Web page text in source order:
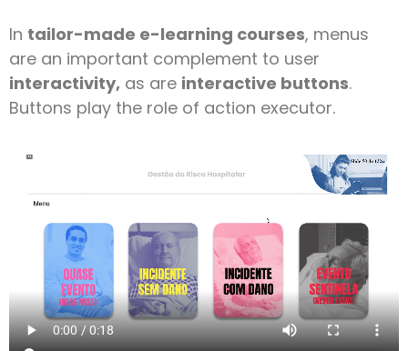
In tailor-made e-learning courses, menus
are an important complement to user
interactivity, as are interactive buttons.
Buttons play the role of action executor.